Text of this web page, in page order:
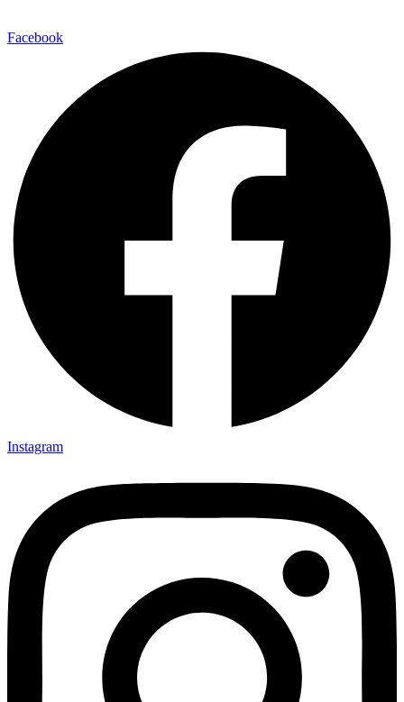
Facebook
Instagram